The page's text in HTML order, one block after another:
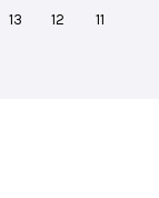
11
12
13